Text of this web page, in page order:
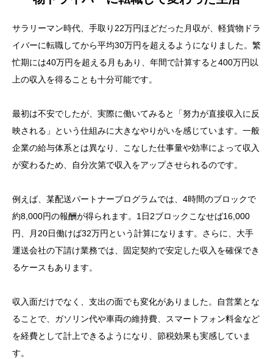
サラリーマン時代、手取り22万円ほどだった月収が、軽貨物ドラ
イバーに転職してから平均30万円を超えるようになりました。繁
忙期には40万円を超える月もあり、年間で計算すると400万円以
上の収入を得ることも十分可能です。
最初は不安でしたが、実際に働いてみると「努力が直接収入に反
映される」という仕組みに大きなやりがいを感じています。一般
企業の給与体系とは異なり、こなした仕事量や効率によって収入
が変わるため、自分次第で収入をアップさせられるのです。
例えば、某配送パートナープログラムでは、4時間のブロックで
約8,000円の報酬が得られます。1日2ブロックこなせば16,000
円、月20日働けば32万円という計算になります。さらに、大手
運送会社の下請け業務では、固定契約で安定した収入を確保でき
るケースもあります。
収入面だけでなく、支出の面でも変化がありました。自営業とな
ることで、ガソリン代や車両の維持費、スマートフォン料金など
を経費として計上できるようになり、節税効果も実感していま
す。